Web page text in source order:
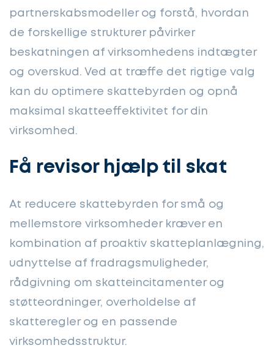
partnerskabsmodeller og forstå, hvordan
de forskellige strukturer påvirker
beskatningen af virksomhedens indtægter
og overskud. Ved at træffe det rigtige valg
kan du optimere skattebyrden og opnå
maksimal skatteeffektivitet for din
virksomhed.
Få revisor hjælp til skat
At reducere skattebyrden for små og
mellemstore virksomheder kræver en
kombination af proaktiv skatteplanlægning,
udnyttelse af fradragsmuligheder,
rådgivning om skatteincitamenter og
støtteordninger, overholdelse af
skatteregler og en passende
virksomhedsstruktur.